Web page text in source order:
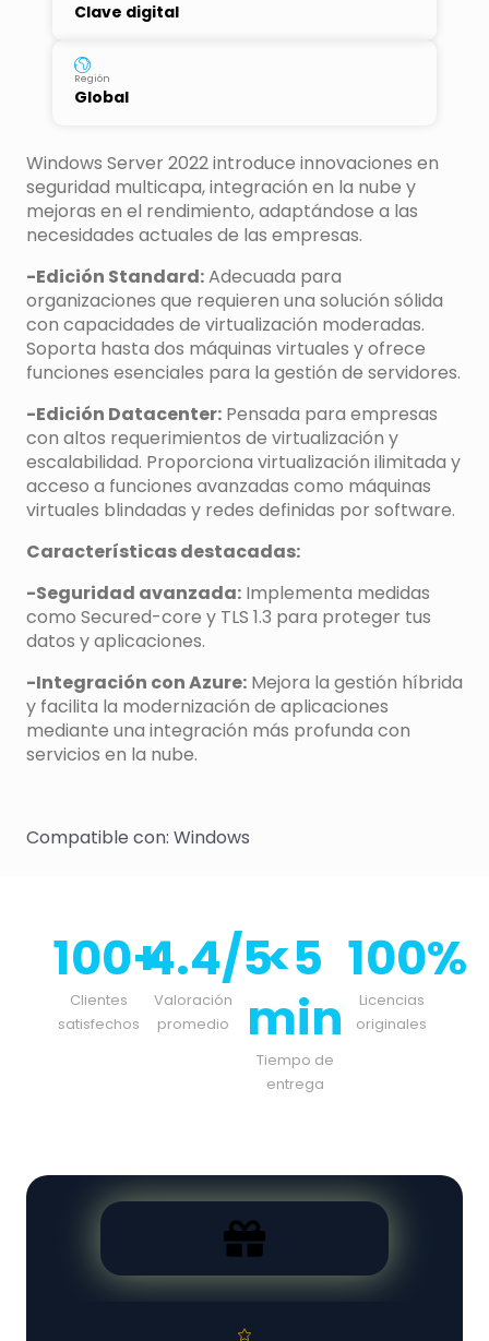
Clave digital
Región
Global
Windows Server 2022 introduce innovaciones en
seguridad multicapa, integración en la nube y
mejoras en el rendimiento, adaptándose a las
necesidades actuales de las empresas.
-Edición Standard:Adecuada para
organizaciones que requieren una solución sólida
con capacidades de virtualización moderadas.
Soporta hasta dos máquinas virtuales y ofrece
funciones esenciales para la gestión de servidores.
-Edición Datacenter: Pensada para empresas
con altos requerimientos de virtualización y
escalabilidad. Proporciona virtualización ilimitada y
acceso a funciones avanzadas como máquinas
virtuales blindadas y redes definidas por software.
Características destacadas:
-Seguridad avanzada: Implementa medidas
como Secured-core y TLS 1.3 para proteger tus
datos y aplicaciones.
-Integración con Azure: Mejora la gestión híbrida
y facilita la modernización de aplicaciones
mediante una integración más profunda con
servicios en la nube.
Compatible con: Windows
100+
Clientes
satisfechos
4.4/5
Valoración
promedio
<5
min
Tiempo de
entrega
100%
Licencias
originales